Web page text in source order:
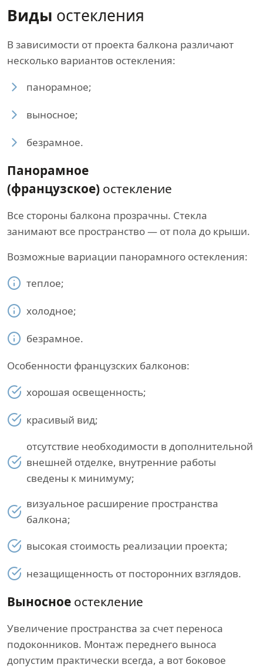
Виды остекления
В зависимости от проекта балкона различают
несколько вариантов остекления:
панорамное;
выносное;
безрамное.
Панорамное
(французское) остекление
Все стороны балкона прозрачны. Стекла
занимают все пространство — от пола до крыши.
Возможные вариации панорамного остекления:
теплое;
холодное;
безрамное.
Особенности французских балконов:
хорошая освещенность;
красивый вид;
отсутствие необходимости в дополнительной
внешней отделке, внутренние работы
сведены к минимуму;
визуальное расширение пространства
балкона;
высокая стоимость реализации проекта;
незащищенность от посторонних взглядов.
Выносное остекление
Увеличение пространства за счет переноса
подоконников. Монтаж переднего выноса
допустим практически всегда, а вот боковое